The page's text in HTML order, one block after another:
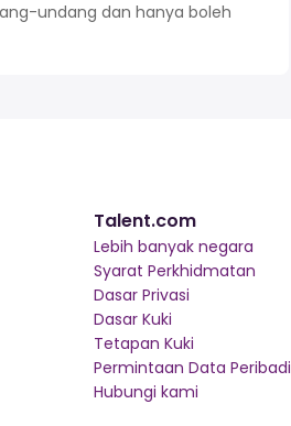
undang dan hanya boleh
Talent.com
Lebih banyak negara
Syarat Perkhidmatan
Dasar Privasi
Dasar Kuki
Tetapan Kuki
Permintaan Data Peribadi
Hubungi kami